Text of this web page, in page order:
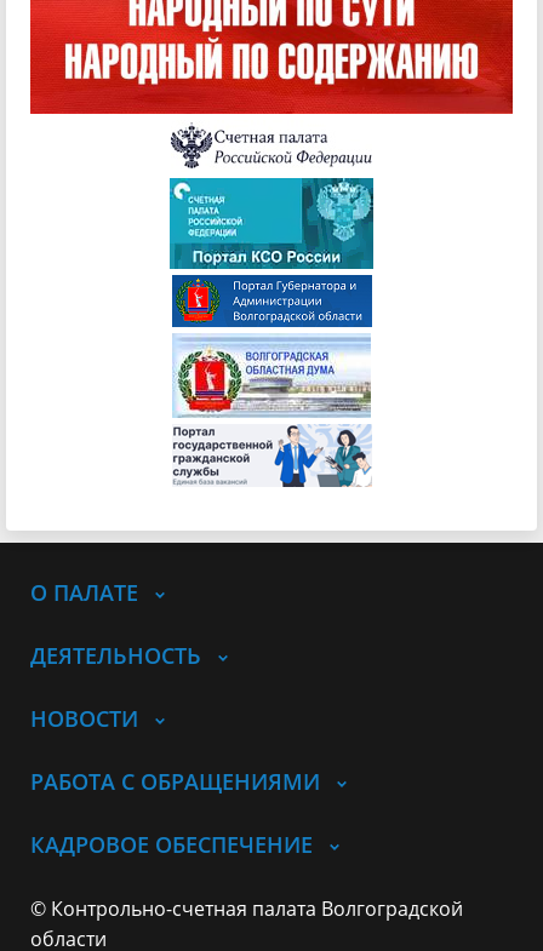
О ПАЛАТЕ
ДЕЯТЕЛЬНОСТЬ
НОВОСТИ
РАБОТА С ОБРАЩЕНИЯМИ
КАДРОВОЕ ОБЕСПЕЧЕНИЕ
© Контрольно-счетная палата Волгоградской
области